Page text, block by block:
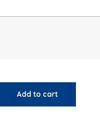
Add to cart